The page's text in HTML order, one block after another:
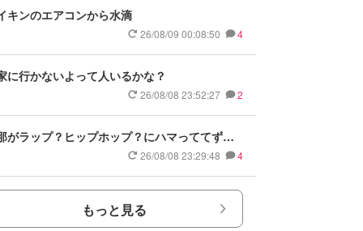
キンのエアコンから水滴
26/08/09 00:08:50 4
に行かないよって人いるかな？
26/08/08 23:52:27 2
がラップ？ヒップホップ？にハマっててずっ
八小節3本勝負とか言って喧嘩売ってくる😵
26/08/08 23:29:48 4
もっと見る